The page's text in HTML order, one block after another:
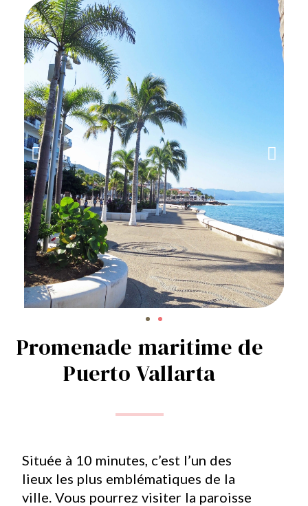
Promenade maritime de
Puerto Vallarta
Située à 10 minutes, c’est l’un des
lieux les plus emblématiques de la
ville. Vous pourrez visiter la paroisse